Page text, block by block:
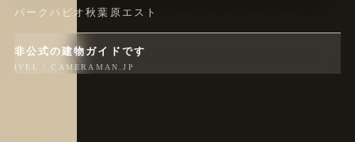
パークハビオ秋葉原エスト
非公式の建物ガイドです
IVEL / CAMERAMAN.JP